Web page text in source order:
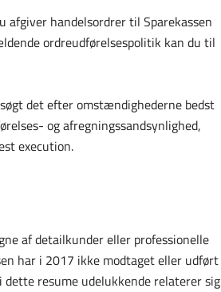
afgiver handelsordrer til Sparekassen
ordreudførelsespolitik kan du til
det efter omstændighederne bedst
og afregningssandsynlighed,
execution.
af detailkunder eller professionelle
har i 2017 ikke modtaget eller udført
resume udelukkende relaterer sig